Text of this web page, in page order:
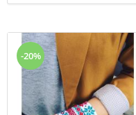
-20%